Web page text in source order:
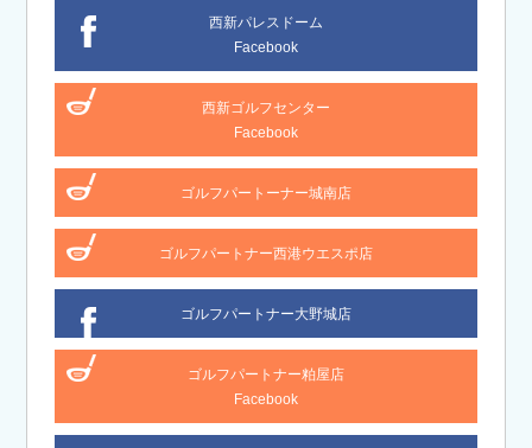
西新パレスドーム
Facebook
西新ゴルフセンター
Facebook
ゴルフパートーナー城南店
ゴルフパートナー西港ウエスポ店
ゴルフパートナー大野城店
ゴルフパートナー粕屋店
Facebook